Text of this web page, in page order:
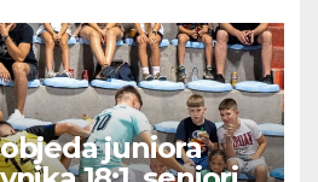
juniora